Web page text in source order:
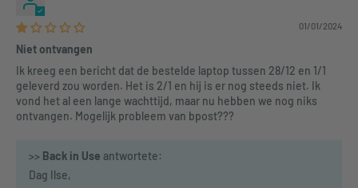
01/01/2024
Niet ontvangen
Ik kreeg een bericht dat de bestelde laptop tussen 28/12 en 1/1
geleverd zou worden. Het is 2/1 en hij is er nog steeds niet. Ik
vond het al een lange wachttijd, maar nu hebben we nog niks
ontvangen. Mogelijk probleem van bpost???
>> Back in Use antwortete:
Dag Ilse,